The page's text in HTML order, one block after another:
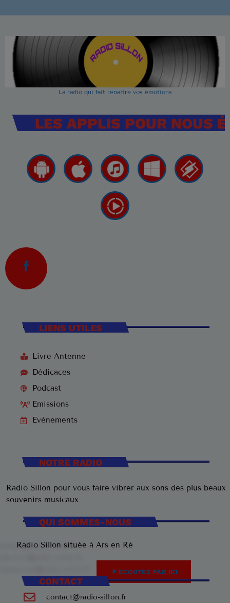
La radio qui fait renaitre vos émotions
LES APPLIS POUR NOUS
LIENS UTILES
Livre Antenne
Dédicaces
Podcast
Emissions
Evènements
NOTRE RADIO
Radio Sillon pour vous faire vibrer aux sons des plus beaux
souvenirs musicaux
play_arrow ECOUTEZ PAR ICI
QUI SOMMES-NOUS
Radio Sillon située à Ars en Ré
CONTACT
contact@radio-sillon.fr